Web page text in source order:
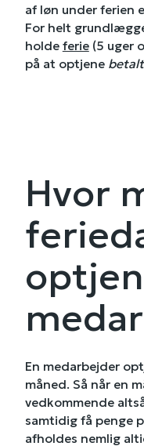
af løn under ferien
For helt
holde ferie (5 uger
på at optjene betalt
Hvor
En medarbejder
måned. Så når en
vedkommende
samtidig få penge
afholdes nemlig